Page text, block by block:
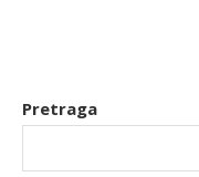
Pretraga